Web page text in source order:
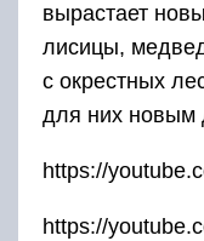
вырастает
лисицы,
с окрестных
для них новым
https://
https://